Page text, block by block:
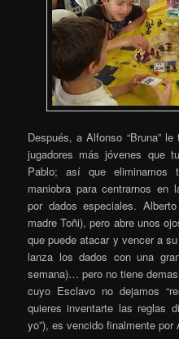
Después, a Alfonso “Bruna”
jugadores más jóvenes que
Pablo; así que
maniobra para centrarnos en
por dados especiales.
madre Toñi), pero abre unos
que puede atacar y vencer a
lanza los dados con una
semana)… pero no tiene
cuyo Esclavo no dejamos
quieres inventarte las reglas
yo”), es vencido finalmente por